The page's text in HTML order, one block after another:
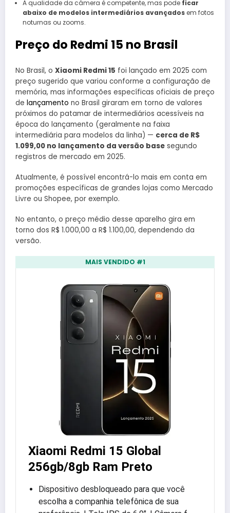
A qualidade da câmera é competente, mas pode ficar
abaixo de modelos intermediários avançadosem fotos
noturnas ou zooms.
Preço do Redmi 15 no Brasil
No Brasil, o Xiaomi Redmi 15 foi lançado em 2025 com
preço sugerido que variou conforme a configuração de
memória, mas informações específicas oficiais de preço
de lançamento no Brasil giraram em torno de valores
próximos do patamar de intermediários acessíveis na
época do lançamento (geralmente na faixa
intermediária para modelos da linha) — cerca de R$
1.099,00 no lançamento da versão base segundo
registros de mercado em 2025.
Atualmente, é possível encontrá-lo mais em conta em
promoções específicas de grandes lojas como Mercado
Livre ou Shopee, por exemplo.
No entanto, o preço médio desse aparelho gira em
torno dos R$ 1.000,00 a R$ 1.100,00, dependendo da
versão.
MAIS VENDIDO #1
Xiaomi Redmi 15 Global
256gb/8gb Ram Preto
Dispositivo desbloqueado para que você
escolha a companhia telefônica de sua